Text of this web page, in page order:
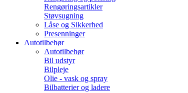
Rengøringsartikler
Støvsugning
Låse og Sikkerhed
Presenninger
Autotilbehør
Autotilbehør
Bil udstyr
Bilpleje
Olie - vask og spray
Bilbatterier og ladere